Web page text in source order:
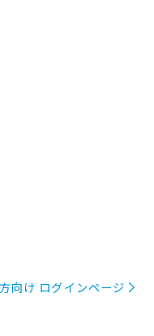
向け ログインページ